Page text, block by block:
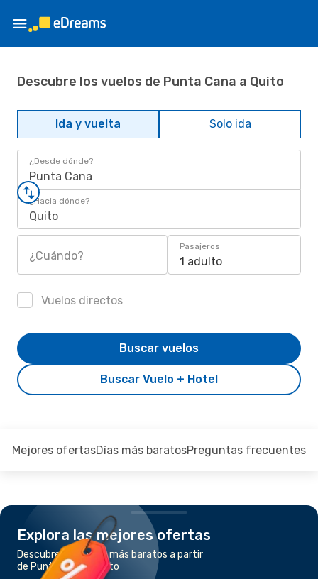
Descubre los vuelos de Punta Cana a Quito
Ida y vuelta Solo ida
¿Desde dónde?
Punta Cana
¿Hacia dónde?
Quito
¿Cuándo?
Pasajeros
1 adulto
Vuelos directos
Buscar Vuelo + Hotel
Buscar vuelos
Mejores ofertasDías más baratosPreguntas frecuentes
Explora las mejores ofertas
Descubre los vuelos más baratos a partir
de Punta Cana a Quito